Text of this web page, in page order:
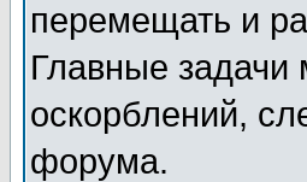
перемещать и
Главные задачи
оскорблений,
форума.